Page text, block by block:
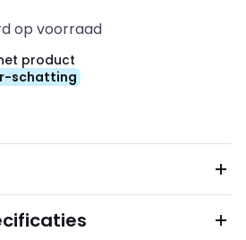
op voorraad
product
schatting